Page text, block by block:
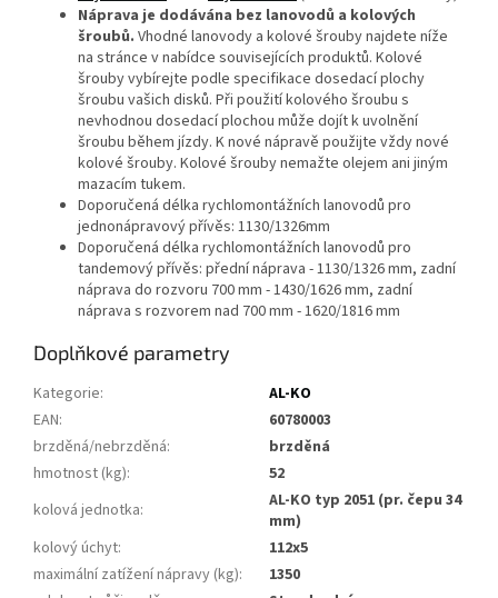
Náprava je dodávána bez lanovodů a kolových
šroubů. Vhodné lanovody a kolové šrouby najdete níže
na stránce v nabídce souvisejících produktů. Kolové
šrouby vybírejte podle specifikace dosedací plochy
šroubu vašich disků. Při použití kolového šroubu s
nevhodnou dosedací plochou může dojít k uvolnění
šroubu během jízdy. K nové nápravě použijte vždy nové
kolové šrouby. Kolové šrouby nemažte olejem ani jiným
mazacím tukem.
Doporučená délka rychlomontážních lanovodů pro
jednonápravový přívěs: 1130/1326mm
Doporučená délka rychlomontážních lanovodů pro
tandemový přívěs: přední náprava - 1130/1326 mm, zadní
náprava do rozvoru 700 mm - 1430/1626 mm, zadní
náprava s rozvorem nad 700 mm - 1620/1816 mm
Doplňkové parametry
Kategorie:
AL-KO
EAN:
60780003
brzděná/nebrzděná:
brzděná
hmotnost (kg):
52
kolová jednotka:
AL-KO typ 2051 (pr. čepu 34
mm)
kolový úchyt:
112x5
maximální zatížení nápravy (kg):
1350